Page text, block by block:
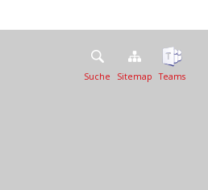
Suche Sitemap Teams